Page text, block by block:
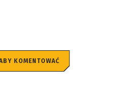
KOMENTOWAĆ